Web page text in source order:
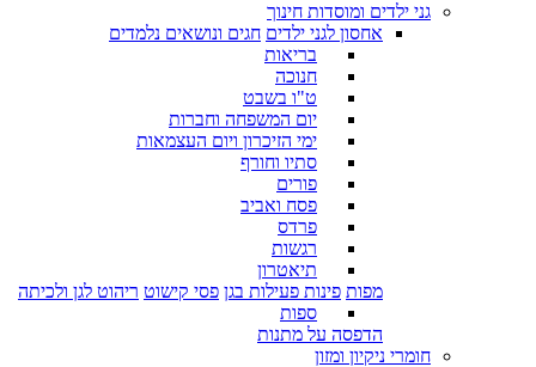
גני ילדים ומוסדות חינוך
אחסון לגני ילדים חגים ונושאים נלמדים
בריאות
חנוכה
ט"ו בשבט
יום המשפחה וחברות
ימי הזיכרון ויום העצמאות
סתיו וחורף
פורים
פסח ואביב
פרדס
רגשות
תיאטרון
מפות פינות פעילות בגן פסי קישוט ריהוט לגן ולכיתה
ספות
הדפסה על מתנות
חומרי ניקיון ומזון